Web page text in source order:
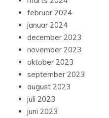
februar 2024
januar 2024
december 2023
november 2023
oktober 2023
september 2023
august 2023
juli 2023
juni 2023